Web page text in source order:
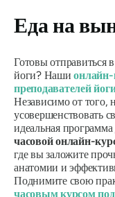
Еда на
Готовы отправиться
йоги? Наши
преподавателей
Независимо от того,
усовершенствовать
идеальная
часовой онлайн-
где вы заложите
анатомии и
Поднимите свою
часовым курсом